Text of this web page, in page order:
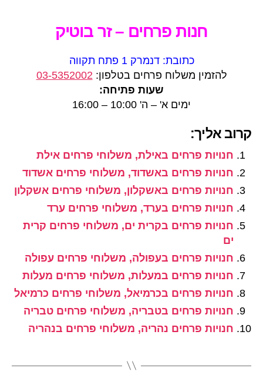
חנות פרחים – זר בוטיק
כתובת: דנמרק 1 פתח תקווה
להזמין משלוח פרחים בטלפון:03-5352002
שעות פתיחה:
ימים א' – ה' 10:00 – 16:00
קרוב אליך:
חנויות פרחים באילת, משלוחי פרחים אילת
חנויות פרחים באשדוד, משלוחי פרחים אשדוד
חנויות פרחים באשקלון, משלוחי פרחים אשקלון
חנויות פרחים בערד, משלוחי פרחים ערד
חנויות פרחים בקרית ים, משלוחי פרחים קרית
ים
חנויות פרחים בעפולה, משלוחי פרחים עפולה
חנויות פרחים במעלות, משלוחי פרחים מעלות
חנויות פרחים בכרמיאל, משלוחי פרחים כרמיאל
חנויות פרחים בטבריה, משלוחי פרחים טבריה
חנויות פרחים נהריה, משלוחי פרחים בנהריה